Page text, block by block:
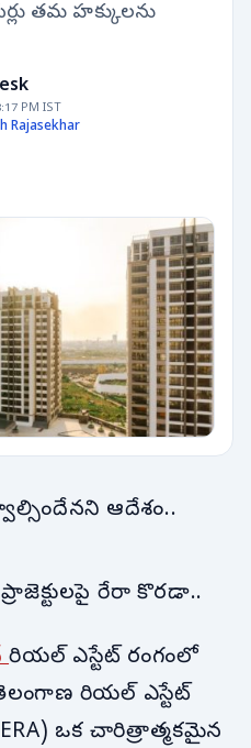
తమ హక్కులను
PM IST
Rajasekhar
ఆదేశం..
రేరా కొరడా..
రియల్ ఎస్టేట్ రంగంలో
రియల్ ఎస్టేట్
ఒక చారిత్రాత్మకమైన